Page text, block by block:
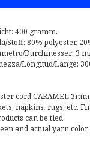
400 gramm.
Stoff: 80% polyester,
Durchmesser: 3
Longitud/Länge:
cord CARAMEL
napkins, rugs, etc.
can be tied.
and actual yarn